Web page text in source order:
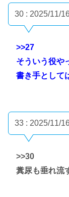
30 : 2025/11/
>>27
そういう役や
書き手として
33 : 2025/11/
>>30
糞尿も垂れ流